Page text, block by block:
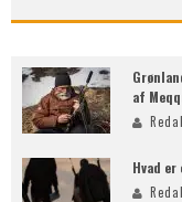
af
Hvad